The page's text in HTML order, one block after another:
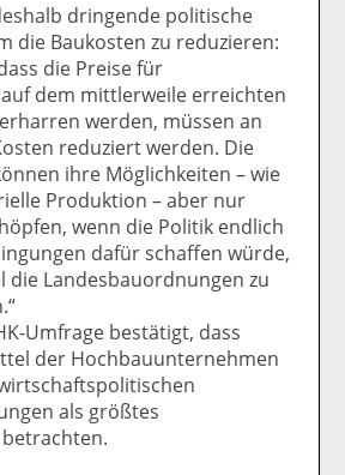
dringende politische
die Baukosten zu reduzieren:
die Preise für
dem mittlerweile erreichten
werden, müssen an
reduziert werden. Die
ihre Möglichkeiten – wie
Produktion – aber nur
wenn die Politik endlich
dafür schaffen würde,
die Landesbauordnungen zu
Umfrage bestätigt, dass
der Hochbauunternehmen
als größtes